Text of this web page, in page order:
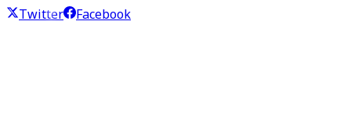
Twitter
Facebook